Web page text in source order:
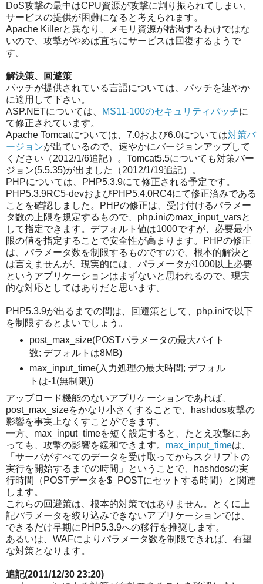
DoS攻撃の最中はCPU資源が攻撃に割り振られてしまい、
サービスの提供が困難になると考えられます。
Apache Killerと異なり、メモリ資源が枯渇するわけではな
いので、攻撃がやめば直ちにサービスは回復するようで
す。
解決策、回避策
パッチが提供されている言語については、パッチを速やか
に適用して下さい。
ASP.NETについては、
MS11-100のセキュリティパッチに
て修正されています。
Apache Tomcatについては、7.0および6.0については対策バ
ージョンが出ているので、速やかにバージョンアップして
ください（2012/1/6追記）。Tomcat5.5についても対策バー
ジョン(5.5.35)が出ました（2012/1/19追記）。
PHPについては、PHP5.3.9にて修正される予定です。
PHP5.3.9RC5-devおよびPHP5.4.0RC4にて修正済みである
ことを確認しました。PHPの修正は、受け付けるパラメー
タ数の上限を規定するもので、php.iniのmax_input_varsと
して指定できます。デフォルト値は1000ですが、必要最小
限の値を指定することで安全性が高まります。PHPの修正
は、パラメータ数を制限するものですので、根本的解決と
は言えませんが、現実的には、パラメータが1000以上必要
というアプリケーションはまずないと思われるので、現実
的な対応としてはありだと思います。
PHP5.3.9が出るまでの間は、回避策として、php.iniで以下
を制限するとよいでしょう。
post_max_size(POSTパラメータの最大バイト
数; デフォルトは8MB)
max_input_time(入力処理の最大時間; デフォル
トは-1(無制限))
アップロード機能のないアプリケーションであれば、
post_max_sizeをかなり小さくすることで、hashdos攻撃の
影響を事実上なくすことができます。
一方、max_input_timeを短く設定すると、たとえ攻撃にあ
っても、攻撃の影響を緩和できます。 max_input_timeは、
「サーバがすべてのデータを受け取ってからスクリプトの
実行を開始するまでの時間」ということで、hashdosの実
行時間（POSTデータを$_POSTにセットする時間）と関連
します。
これらの回避策は、根本的対策ではありません。とくに上
記パラメータを絞り込みできないアプリケーションでは、
できるだけ早期にPHP5.3.9への移行を推奨します。
あるいは、WAFによりパラメータ数を制限できれば、有望
な対策となります。
追記(2011/12/30 23:20)